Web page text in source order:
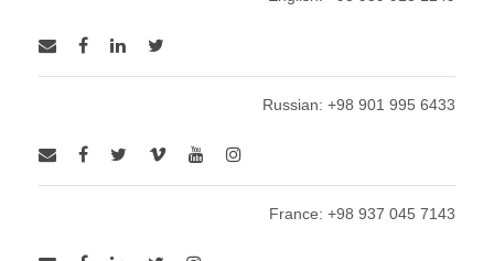
Russian: +98 901 995 6433
France: +98 937 045 7143